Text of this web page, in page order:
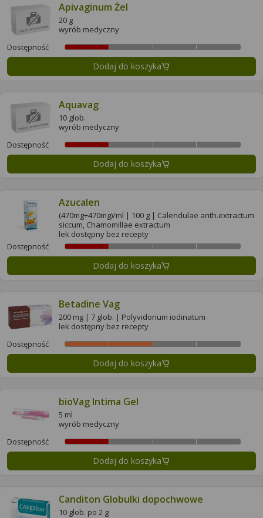
Apivaginum Żel
20 g
wyrób medyczny
Dostępność
Dodaj do koszyka
Aquavag
10 glob.
wyrób medyczny
Dostępność
Dodaj do koszyka
Azucalen
(470mg+470mg)/ml | 100 g | Calendulae anth.extractum
siccum, Chamomillae extractum
lek dostępny bez recepty
Dostępność
Dodaj do koszyka
Betadine Vag
200 mg | 7 glob. | Polyvidonum iodinatum
lek dostępny bez recepty
Dostępność
Dodaj do koszyka
bioVag Intima Gel
5 ml
wyrób medyczny
Dostępność
Dodaj do koszyka
Canditon Globulki dopochwowe
10 glob. po 2 g